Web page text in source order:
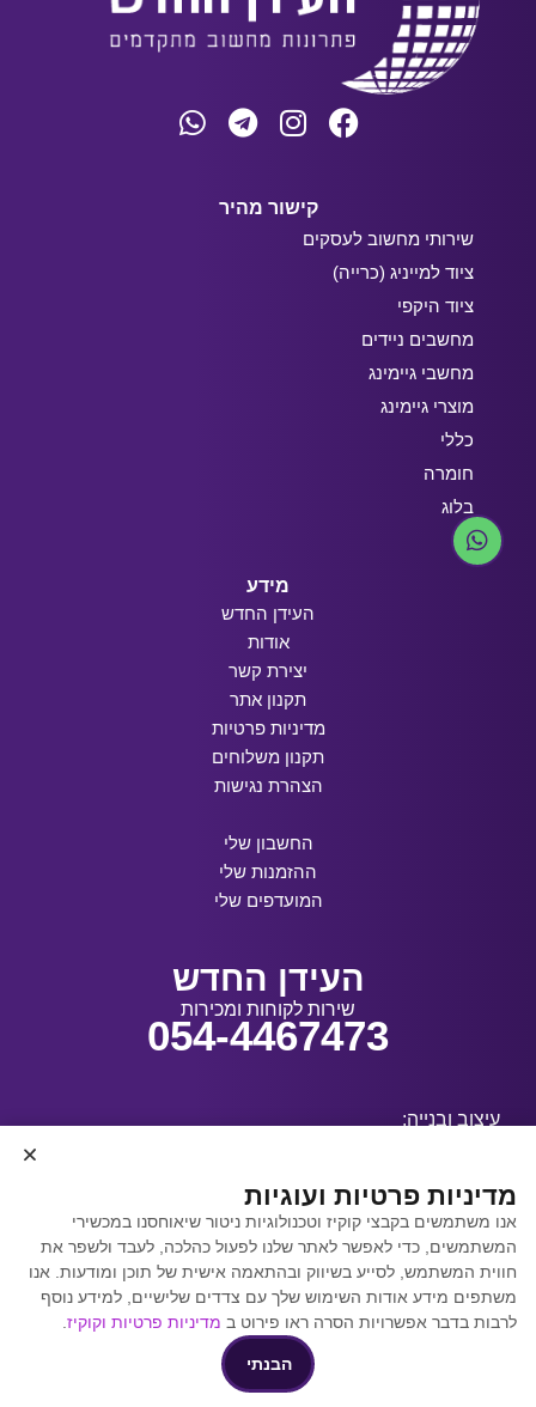
קישור מהיר
שירותי מחשוב לעסקים
ציוד למייניג (כרייה)
ציוד היקפי
מחשבים ניידים
מחשבי גיימינג
מוצרי גיימינג
כללי
חומרה
בלוג
מידע
העידן החדש
אודות
יצירת קשר
תקנון אתר
מדיניות פרטיות
תקנון משלוחים
הצהרת נגישות
החשבון שלי
ההזמנות שלי
המועדפים שלי
העידן החדש
שירות לקוחות ומכירות
054-4467473
עיצוב ובנייה:
קידום אתרים באמצעות
Y.Y. Digital
מדיניות פרטיות ועוגיות
אנו משתמשים בקבצי קוקיז וטכנולוגיות ניטור שיאוחסנו במכשירי
המשתמשים, כדי לאפשר לאתר שלנו לפעול כהלכה, לעבד ולשפר את
חווית המשתמש, לסייע בשיווק ובהתאמה אישית של תוכן ומודעות. אנו
משתפים מידע אודות השימוש שלך עם צדדים שלישיים, למידע נוסף
לרבות בדבר אפשרויות הסרה ראו פירוט ב מדיניות פרטיות וקוקיז
הבנתי